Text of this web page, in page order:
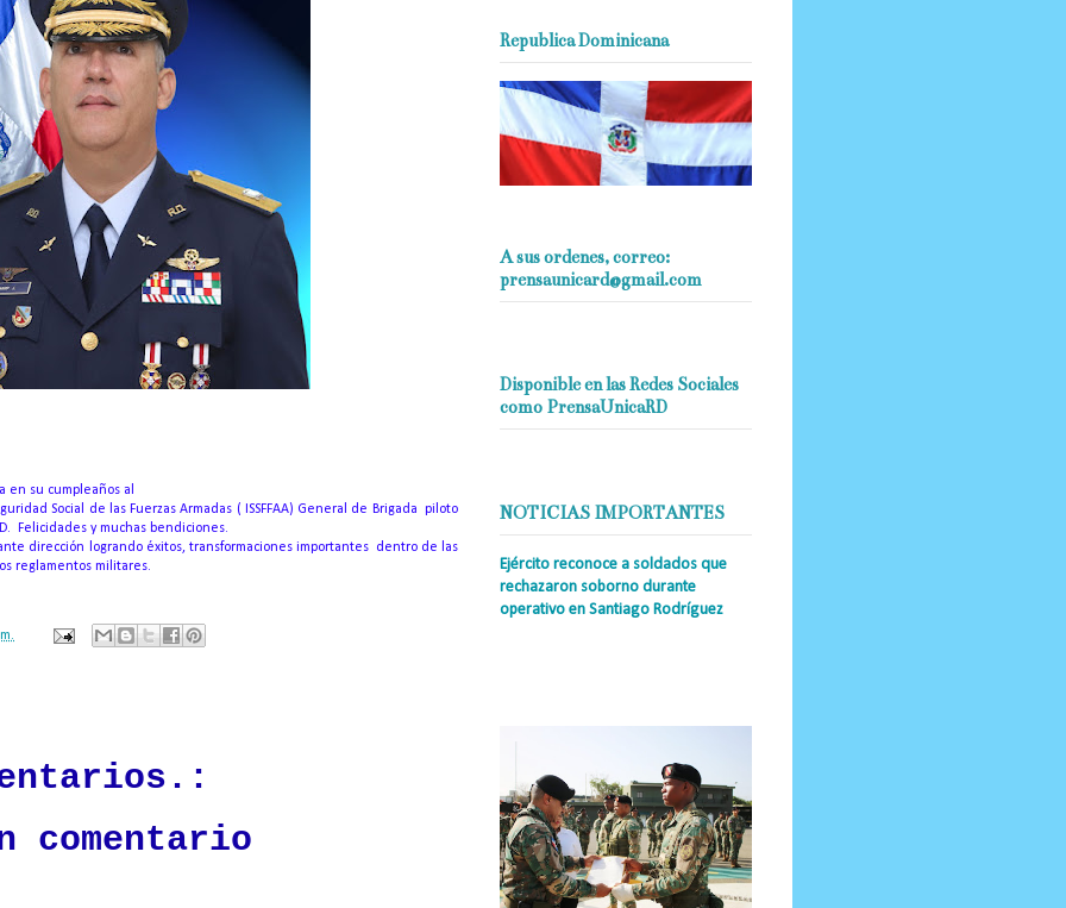
en su cumpleaños al
Social de las Fuerzas Armadas ( ISSFFAA) General de Brigada piloto
Felicidades y muchas bendiciones.
dirección logrando éxitos, transformaciones importantes dentro de las
reglamentos militares.
comentario
Republica Dominicana
A sus ordenes, correo:
prensaunicard@gmail.com
Disponible en las Redes Sociales
como PrensaUnicaRD
NOTICIAS IMPORTANTES
Ejército reconoce a soldados que
rechazaron soborno durante
operativo en Santiago Rodríguez